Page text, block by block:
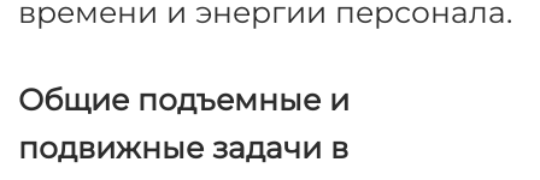
осмотра и лечения.
Подъем и перемещение
пациента в отделениях